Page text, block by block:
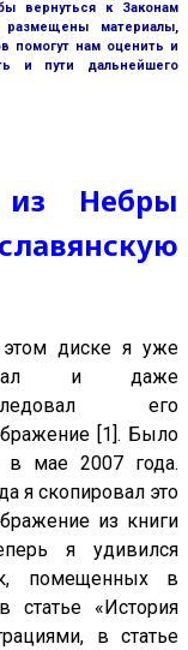
вернуться к Законам
материалы,
помогут нам оценить и
и пути дальнейшего
из Небры
диске я уже
и даже
его
[1]. Было
в мае 2007 года.
я скопировал это
из книги
я удивился
помещенных в
статье «История
в статье